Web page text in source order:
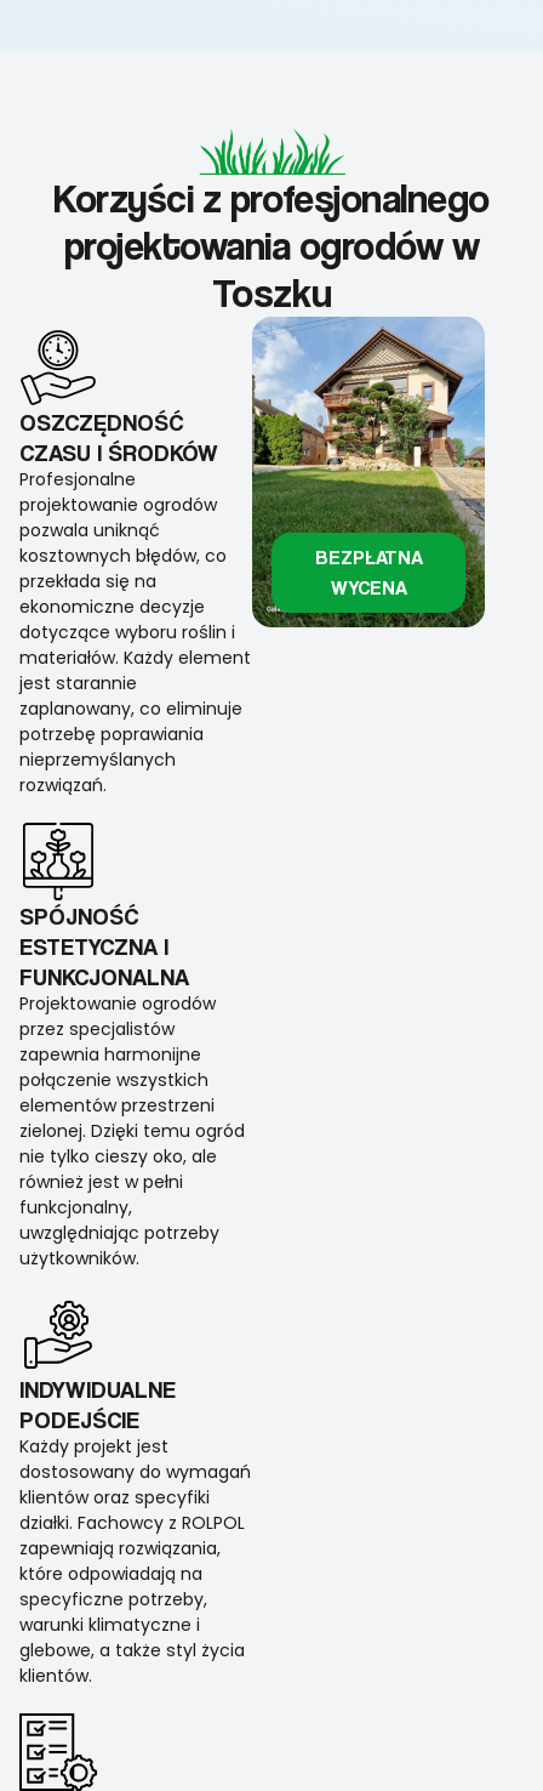
Korzyści z profesjonalnego
projektowania ogrodów w
Toszku
OSZCZĘDNOŚĆ
CZASU I ŚRODKÓW
Profesjonalne
projektowanie ogrodów
pozwala uniknąć
kosztownych błędów, co
przekłada się na
ekonomiczne decyzje
dotyczące wyboru roślin i
materiałów. Każdy element
jest starannie
zaplanowany, co eliminuje
potrzebę poprawiania
nieprzemyślanych
rozwiązań.
SPÓJNOŚĆ
ESTETYCZNA I
FUNKCJONALNA
Projektowanie ogrodów
przez specjalistów
zapewnia harmonijne
połączenie wszystkich
elementów przestrzeni
zielonej. Dzięki temu ogród
nie tylko cieszy oko, ale
również jest w pełni
funkcjonalny,
uwzględniając potrzeby
użytkowników.
INDYWIDUALNE
PODEJŚCIE
Każdy projekt jest
dostosowany do wymagań
klientów oraz specyfiki
działki. Fachowcy z ROLPOL
zapewniają rozwiązania,
które odpowiadają na
specyficzne potrzeby,
warunki klimatyczne i
glebowe, a także styl życia
klientów.
BEZPŁATNA
WYCENA